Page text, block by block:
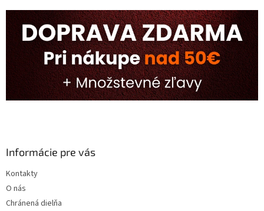
Informácie pre vás
Kontakty
O nás
Chránená dielňa